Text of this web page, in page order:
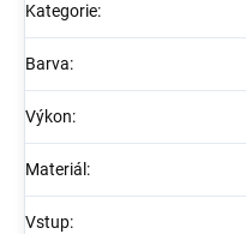
Kategorie:
Barva:
Výkon:
Materiál :
Vstup: